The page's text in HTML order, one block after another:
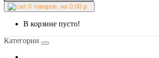
0 товаров, на 0.00 р.
В корзине пусто!
Категории